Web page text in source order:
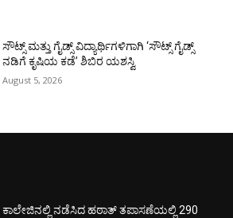
ಸೌಟ್ಸ್ ಮತ್ತು ಗೈಡ್ಸ್ ವಿದ್ಯಾರ್ಥಿಗಳಿಗಾಗಿ ‘ಸೌಟ್ಸ್ ಗೈಡ್ಸ್
ನಡಿಗೆ ಕೃಷಿಯ ಕಡೆ’ ಶಿಬಿರ ಯಶಸ್ವಿ
August 5, 2026
ಕಾಲೇಜಿನಲ್ಲಿ ನಡೆಸಿದ ಹಠಾತ್ ತಪಾಸಣೆಯಲ್ಲಿ 290